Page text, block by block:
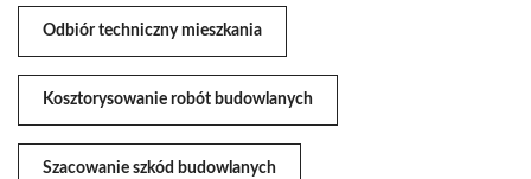
Odbiór techniczny mieszkania
Kosztorysowanie robót budowlanych
Szacowanie szkód budowlanych